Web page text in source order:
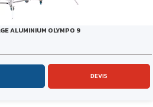
ALUMINIUM OLYMPO 9
DEVIS